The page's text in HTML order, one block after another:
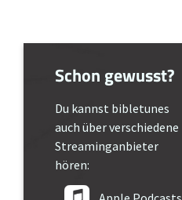
Schon gewusst?
Du kannst bibletunes
auch über verschiedene
Streaminganbieter
hören: